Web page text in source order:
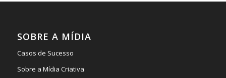
SOBRE A MÍDIA
Casos de Sucesso
Sobre a Mídia Criativa